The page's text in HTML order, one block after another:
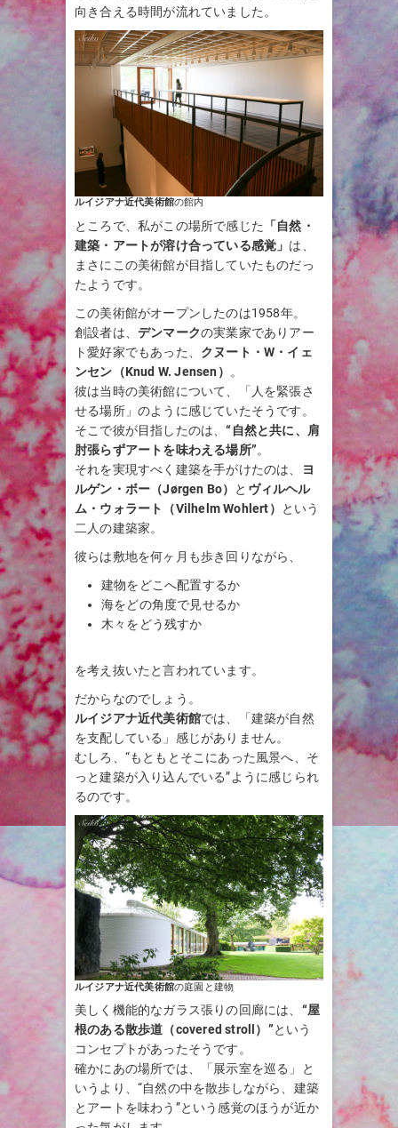
向き合える時間が流れていました。
ルイジアナ近代美術館の館内
ところで、私がこの場所で感じた
「自然・
建築・アートが溶け合っている感覚」 は、
まさにこの美術館が目指していたものだっ
たようです。
この美術館がオープンしたのは1958年。
創設者は、 デンマークの実業家でありアー
ト愛好家でもあった、 クヌート・W・イェ
ンセン（Knud W. Jensen）
。
彼は当時の美術館について、「人を緊張さ
せる場所」のように感じていたそうです。
そこで彼が目指したのは、“自然と共に、肩
肘張らずアートを味わえる場所”。
それを実現すべく建築を手がけたのは、
ヨ
ルゲン・ボー（Jørgen Bo） と ヴィルヘル
ム・ウォラート（Vilhelm Wohlert）
という
二人の建築家。
彼らは敷地を何ヶ月も歩き回りながら、
建物をどこへ配置するか
海をどの角度で見せるか
木々をどう残すか
を考え抜いたと言われています。
だからなのでしょう。
ルイジアナ近代美術館では、「建築が自然
を支配している」感じがありません。
むしろ、“もともとそこにあった風景へ、そ
っと建築が入り込んでいる”ように感じられ
るのです。
ルイジアナ近代美術館の庭園と建物
美しく機能的なガラス張りの回廊には、 “屋
根のある散歩道（covered stroll）”という
コンセプトがあったそうです。
確かにあの場所では、「展示室を巡る」と
いうより、“自然の中を散歩しながら、建築
とアートを味わう”という感覚のほうが近か